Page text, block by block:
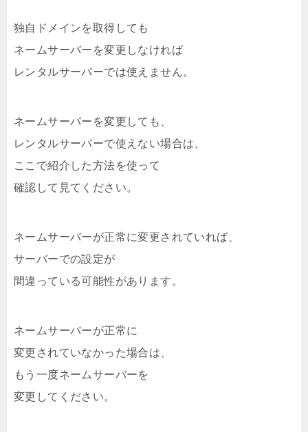
独自ドメインを取得しても
ネームサーバーを変更しなければ
レンタルサーバーでは使えません。
ネームサーバーを変更しても、
レンタルサーバーで使えない場合は、
ここで紹介した方法を使って
確認して見てください。
ネームサーバーが正常に変更されていれば、
サーバーでの設定が
間違っている可能性があります。
ネームサーバーが正常に
変更されていなかった場合は、
もう一度ネームサーバーを
変更してください。